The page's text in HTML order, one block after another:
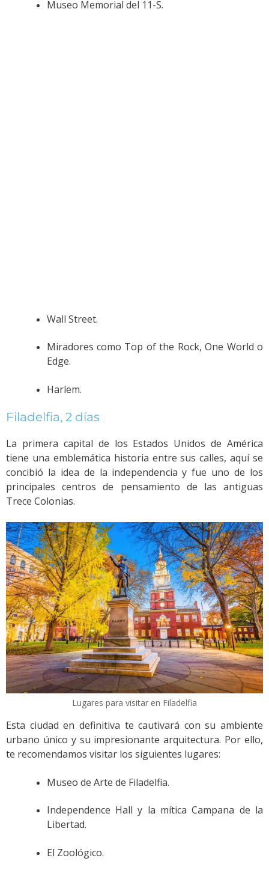
Museo Memorial del 11-S.
Wall Street.
Miradores como Top of the Rock, One World o
Edge.
Harlem.
Filadelfia, 2 días
La primera capital de los Estados Unidos de América
tiene una emblemática historia entre sus calles, aquí se
concibió la idea de la independencia y fue uno de los
principales centros de pensamiento de las antiguas
Trece Colonias.
Lugares para visitar en Filadelfia
Esta ciudad en definitiva te cautivará con su ambiente
urbano único y su impresionante arquitectura. Por ello,
te recomendamos visitar los siguientes lugares:
Museo de Arte de Filadelfia.
Independence Hall y la mítica Campana de la
Libertad.
El Zoológico.